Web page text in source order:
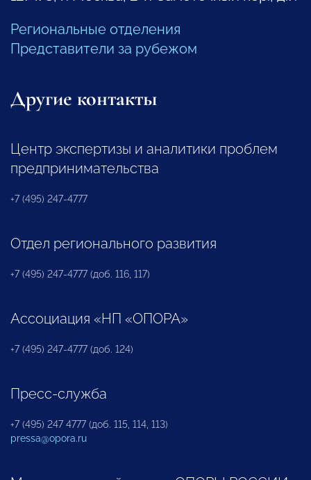
Региональные отделения
Представители за рубежом
Другие контакты
Центр экспертизы и аналитики проблем
предпринимательства
+7 (495) 247-4777
Отдел регионального развития
+7 (495) 247-4777 (доб. 116, 117)
Ассоциация «НП «ОПОРА»
+7 (495) 247-4777 (доб. 124)
Пресс-служба
+7 (495) 247 4777 (доб. 115, 114, 113)
pressa@opora.ru